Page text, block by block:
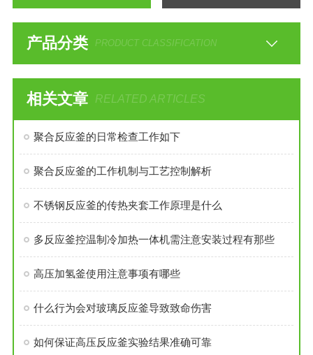
产品分类 PRODUCT CLASSIFICATION
相关文章 RELATED ARTICLES
聚合反应釜的日常检查工作如下
聚合反应釜的工作机制与工艺控制解析
不锈钢反应釜的传热夹套工作原理是什么
多反应釜控温制冷加热一体机需注意安装过程有那些
高压加氢釜使用注意事项有哪些
什么行为会对玻璃反应釜导致致命伤害
如何保证高压反应釜实验结果准确可靠